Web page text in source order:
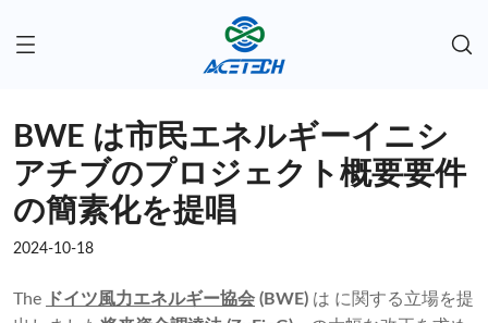
BWE は市民エネルギーイニシ
アチブのプロジェクト概要要件
の簡素化を提唱
2024-10-18
The ドイツ風力エネルギー協会 (BWE) は に関する立場を提